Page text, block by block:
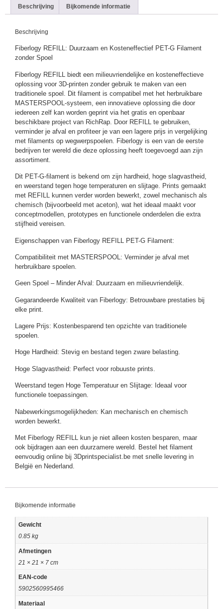
Beschrijving Bijkomende informatie
Beschrijving
Fiberlogy REFILL: Duurzaam en Kosteneffectief PET-G Filament
zonder Spoel
Fiberlogy REFILL biedt een milieuvriendelijke en kosteneffectieve
oplossing voor 3D-printen zonder gebruik te maken van een
traditionele spoel. Dit filament is compatibel met het herbruikbare
MASTERSPOOL-systeem, een innovatieve oplossing die door
iedereen zelf kan worden geprint via het gratis en openbaar
beschikbare project van RichRap. Door REFILL te gebruiken,
verminder je afval en profiteer je van een lagere prijs in vergelijking
met filaments op wegwerpspoelen. Fiberlogy is een van de eerste
bedrijven ter wereld die deze oplossing heeft toegevoegd aan zijn
assortiment.
Dit PET-G-filament is bekend om zijn hardheid, hoge slagvastheid,
en weerstand tegen hoge temperaturen en slijtage. Prints gemaakt
met REFILL kunnen verder worden bewerkt, zowel mechanisch als
chemisch (bijvoorbeeld met aceton), wat het ideaal maakt voor
conceptmodellen, prototypes en functionele onderdelen die extra
stijfheid vereisen.
Eigenschappen van Fiberlogy REFILL PET-G Filament:
Compatibiliteit met MASTERSPOOL: Verminder je afval met
herbruikbare spoelen.
Geen Spoel – Minder Afval: Duurzaam en milieuvriendelijk.
Gegarandeerde Kwaliteit van Fiberlogy: Betrouwbare prestaties bij
elke print.
Lagere Prijs: Kostenbesparend ten opzichte van traditionele
spoelen.
Hoge Hardheid: Stevig en bestand tegen zware belasting.
Hoge Slagvastheid: Perfect voor robuuste prints.
Weerstand tegen Hoge Temperatuur en Slijtage: Ideaal voor
functionele toepassingen.
Nabewerkingsmogelijkheden: Kan mechanisch en chemisch
worden bewerkt.
Met Fiberlogy REFILL kun je niet alleen kosten besparen, maar
ook bijdragen aan een duurzamere wereld. Bestel het filament
eenvoudig online bij 3Dprintspecialist.be met snelle levering in
België en Nederland.
Bijkomende informatie
Gewicht
0.85 kg
Afmetingen
21 × 21 × 7 cm
EAN-code
5902560995466
Materiaal